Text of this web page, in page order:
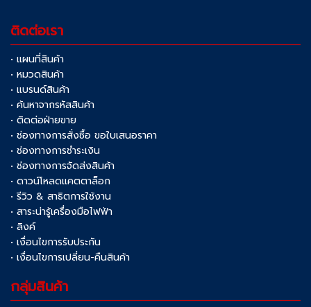
ติดต่อเรา
• แผนที่สินค้า
• หมวดสินค้า
• แบรนด์สินค้า
• ค้นหาจากรหัสสินค้า
• ติดต่อฝ่ายขาย
• ช่องทางการสั่งซื้อ ขอใบเสนอราคา
• ช่องทางการชำระเงิน
• ช่องทางการจัดส่งสินค้า
• ดาวน์โหลดแคตตาล็อก
• รีวิว & สาธิตการใช้งาน
• สาระน่ารู้เครื่องมือไฟฟ้า
• ลิงค์
• เงื่อนไขการรับประกัน
• เงื่อนไขการเปลี่ยน-คืนสินค้า
กลุ่มสินค้า